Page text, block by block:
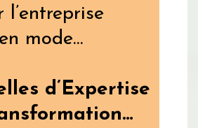
l’entreprise
en mode…
d’Expertise